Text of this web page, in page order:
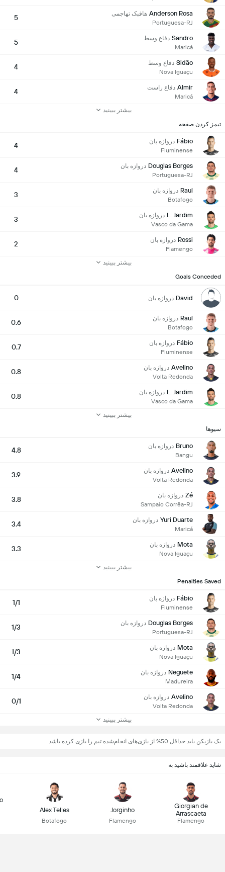
Anderson Rosa هافبک تهاجمی
Portuguesa-RJ
5
Sandro دفاع وسط
Maricá
5
Sidão دفاع وسط
Nova Iguaçu
4
Almir دفاع راست
Maricá
4
بیشتر ببینید
تیمز کردن صفحه
Fábio دروازه بان
Fluminense
4
Douglas Borges دروازه بان
Portuguesa-RJ
4
Raul دروازه بان
Botafogo
3
L. Jardim دروازه بان
Vasco da Gama
3
Rossi دروازه بان
Flamengo
2
بیشتر ببینید
Goals Conceded
David دروازه بان 0
Raul دروازه بان
Botafogo
0.6
Fábio دروازه بان
Fluminense
0.7
Avelino دروازه بان
Volta Redonda
0.8
L. Jardim دروازه بان
Vasco da Gama
0.8
بیشتر ببینید
سیوها
Bruno دروازه بان
Bangu
4.8
Avelino دروازه بان
Volta Redonda
3.9
Zé دروازه بان
Sampaio Corrêa-RJ
3.8
Yuri Duarte دروازه بان
Maricá
3.4
Mota دروازه بان
Nova Iguaçu
3.3
بیشتر ببینید
Penalties Saved
Fábio دروازه بان
Fluminense
1/1
Douglas Borges دروازه بان
Portuguesa-RJ
1/3
Mota دروازه بان
Nova Iguaçu
1/3
Neguete دروازه بان
Madureira
1/4
Avelino دروازه بان
Volta Redonda
0/1
بیشتر ببینید
یک بازیکن باید حداقل 50% از بازی‌های انجام‌شده تیم را بازی کرده باشد
شاید علاقمند باشید به
Giorgian de
Arrascaeta
Flamengo
Jorginho
Flamengo
Alex Telles
Botafogo